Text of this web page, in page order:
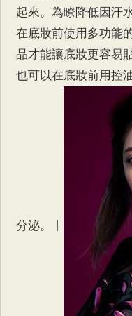
起來。為瞭降低因汗
在底妝前使用多功能
品才能讓底妝更容易
也可以在底妝前用控
分泌。丨